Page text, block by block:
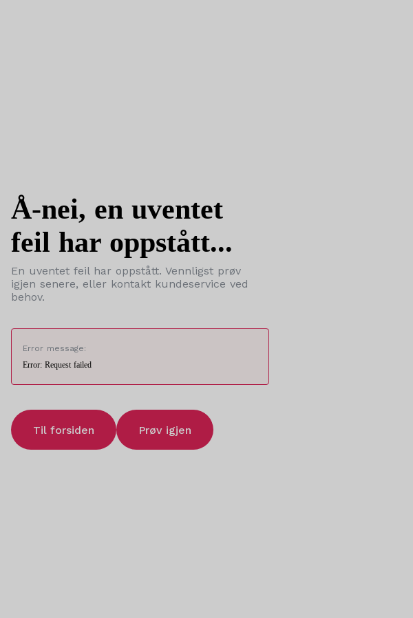
Å-nei, en uventet
feil har oppstått...
En uventet feil har oppstått. Vennligst prøv
igjen senere, eller kontakt kundeservice ved
behov.
Error message:
Error: Request failed
Til forsiden Prøv igjen